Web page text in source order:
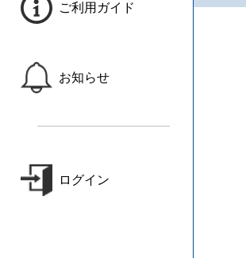
ご利用ガイド
お知らせ
ログイン